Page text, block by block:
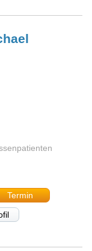
Termin